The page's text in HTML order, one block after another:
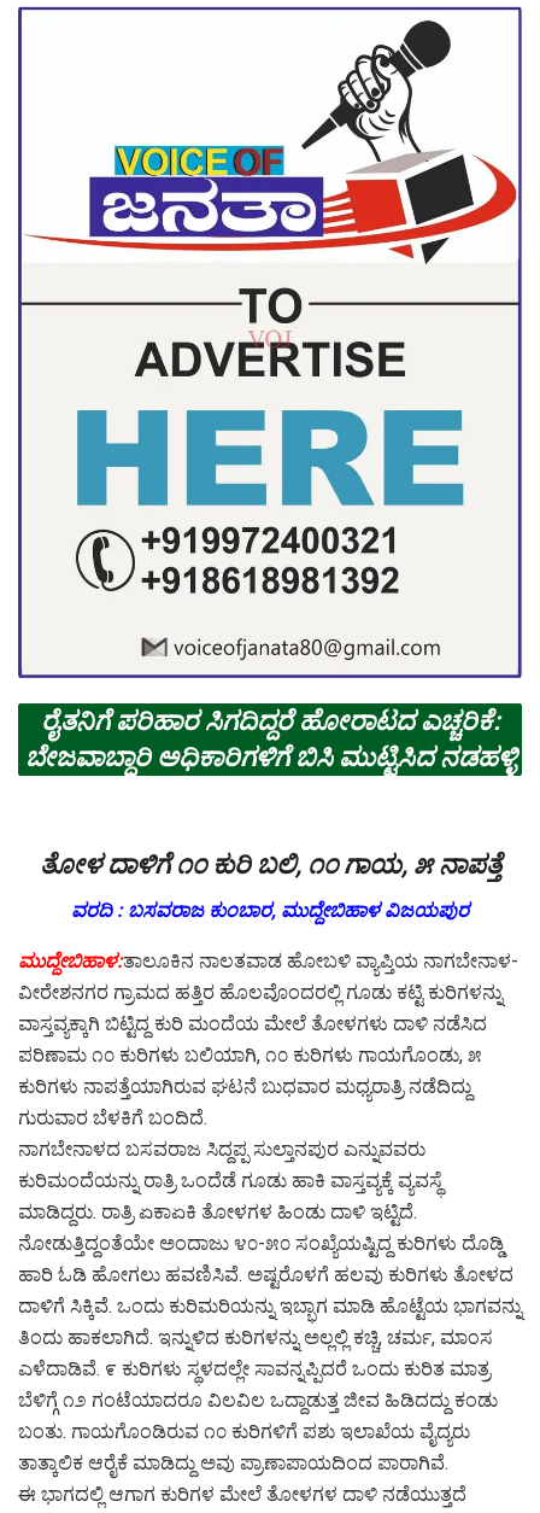
ರೈತನಿಗೆ ಪರಿಹಾರ ಸಿಗದಿದ್ದರೆ ಹೋರಾಟದ ಎಚ್ಚರಿಕೆ:
ಬೇಜವಾಬ್ಧಾರಿ ಅಧಿಕಾರಿಗಳಿಗೆ ಬಿಸಿ ಮುಟ್ಟಿಸಿದ ನಡಹಳ್ಳಿ
ತೋಳ ದಾಳಿಗೆ ೧೦ ಕುರಿ ಬಲಿ, ೧೦ ಗಾಯ, ೫ ನಾಪತ್ತೆ
ವರದಿ : ಬಸವರಾಜ ಕುಂಬಾರ, ಮುದ್ದೇಬಿಹಾಳ ವಿಜಯಪುರ
ಮುದ್ದೇಬಿಹಾಳ:ತಾಲೂಕಿನ ನಾಲತವಾಡ ಹೋಬಳಿ ವ್ಯಾಪ್ತಿಯ ನಾಗಬೇನಾಳ-
ವೀರೇಶನಗರ ಗ್ರಾಮದ ಹತ್ತಿರ ಹೊಲವೊಂದರಲ್ಲಿ ಗೂಡು ಕಟ್ಟಿ ಕುರಿಗಳನ್ನು
ವಾಸ್ತವ್ಯಕ್ಕಾಗಿ ಬಿಟ್ಟಿದ್ದ ಕುರಿ ಮಂದೆಯ ಮೇಲೆ ತೋಳಗಳು ದಾಳಿ ನಡೆಸಿದ
ಪರಿಣಾಮ ೧೦ ಕುರಿಗಳು ಬಲಿಯಾಗಿ, ೧೦ ಕುರಿಗಳು ಗಾಯಗೊಂಡು, ೫
ಕುರಿಗಳು ನಾಪತ್ತೆಯಾಗಿರುವ ಘಟನೆ ಬುಧವಾರ ಮಧ್ಯರಾತ್ರಿ ನಡೆದಿದ್ದು
ಗುರುವಾರ ಬೆಳಕಿಗೆ ಬಂದಿದೆ.
ನಾಗಬೇನಾಳದ ಬಸವರಾಜ ಸಿದ್ದಪ್ಪ ಸುಲ್ತಾನಪುರ ಎನ್ನುವವರು
ಕುರಿಮಂದೆಯನ್ನು ರಾತ್ರಿ ಒಂದೆಡೆ ಗೂಡು ಹಾಕಿ ವಾಸ್ತವ್ಯಕ್ಕೆ ವ್ಯವಸ್ಥೆ
ಮಾಡಿದ್ದರು. ರಾತ್ರಿ ಏಕಾಏಕಿ ತೋಳಗಳ ಹಿಂಡು ದಾಳಿ ಇಟ್ಟಿದೆ.
ನೋಡುತ್ತಿದ್ದಂತೆಯೇ ಅಂದಾಜು ೪೦-೫೦ ಸಂಖ್ಯೆಯಷ್ಟಿದ್ದ ಕುರಿಗಳು ದೊಡ್ಡಿ
ಹಾರಿ ಓಡಿ ಹೋಗಲು ಹವಣಿಸಿವೆ. ಅಷ್ಟರೊಳಗೆ ಹಲವು ಕುರಿಗಳು ತೋಳದ
ದಾಳಿಗೆ ಸಿಕ್ಕಿವೆ. ಒಂದು ಕುರಿಮರಿಯನ್ನು ಇಬ್ಭಾಗ ಮಾಡಿ ಹೊಟ್ಟೆಯ ಭಾಗವನ್ನು
ತಿಂದು ಹಾಕಲಾಗಿದೆ. ಇನ್ನುಳಿದ ಕುರಿಗಳನ್ನು ಅಲ್ಲಲ್ಲಿ ಕಚ್ಚಿ, ಚರ್ಮ, ಮಾಂಸ
ಎಳೆದಾಡಿವೆ. ೯ ಕುರಿಗಳು ಸ್ಥಳದಲ್ಲೇ ಸಾವನ್ನಪ್ಪಿದರೆ ಒಂದು ಕುರಿತ ಮಾತ್ರ
ಬೆಳಿಗ್ಗೆ ೧೨ ಗಂಟೆಯಾದರೂ ವಿಲವಿಲ ಒದ್ದಾಡುತ್ತ ಜೀವ ಹಿಡಿದದ್ದು ಕಂಡು
ಬಂತು. ಗಾಯಗೊಂಡಿರುವ ೧೦ ಕುರಿಗಳಿಗೆ ಪಶು ಇಲಾಖೆಯ ವೈದ್ಯರು
ತಾತ್ಕಾಲಿಕ ಆರೈಕೆ ಮಾಡಿದ್ದು ಅವು ಪ್ರಾಣಾಪಾಯದಿಂದ ಪಾರಾಗಿವೆ.
ಈ ಭಾಗದಲ್ಲಿ ಆಗಾಗ ಕುರಿಗಳ ಮೇಲೆ ತೋಳಗಳ ದಾಳಿ ನಡೆಯುತ್ತದೆ